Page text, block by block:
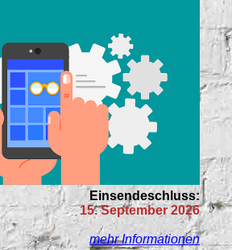
Einsendeschluss:
15. September 2026
mehr Informationen